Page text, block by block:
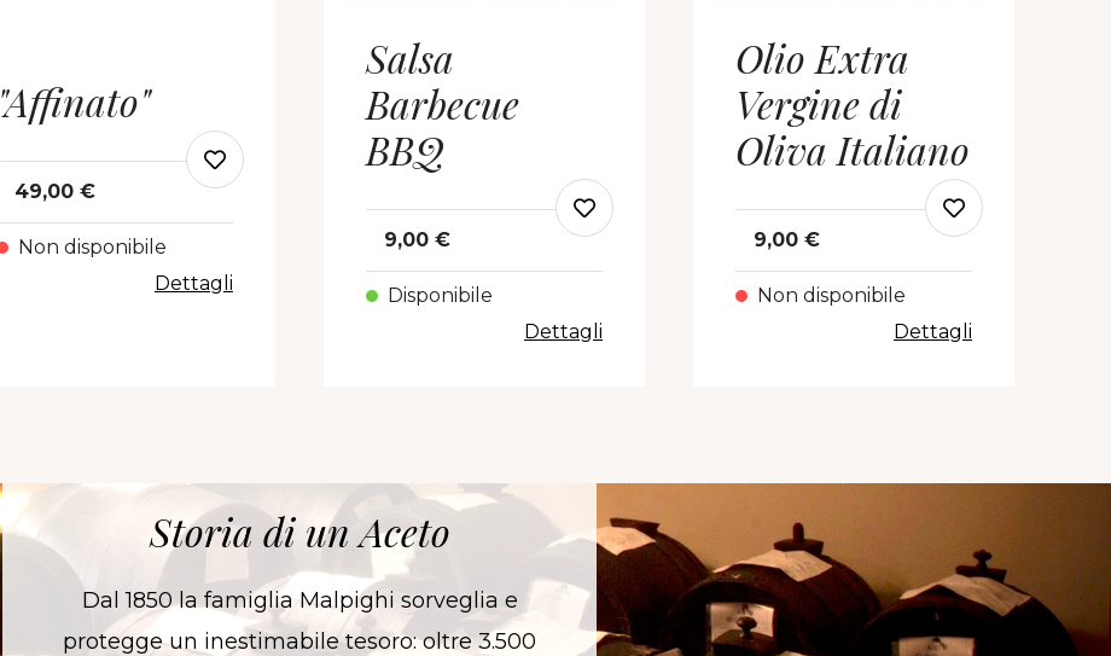
"Affinato"
49,00 €
Non disponibile
Dettagli
Salsa
Barbecue
BBQ
9,00 €
Disponibile
Dettagli
Olio Extra
Vergine di
Oliva Italiano
9,00 €
Non disponibile
Dettagli
Storia di un Aceto
Dal 1850 la famiglia Malpighi sorveglia e
protegge un inestimabile tesoro: oltre 3.500